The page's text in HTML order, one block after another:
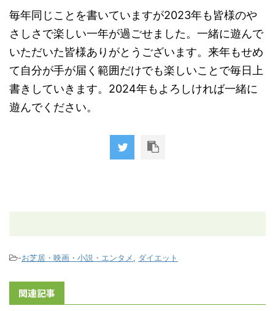
毎年同じことを書いていますが2023年も皆様のや
さしさで楽しい一年が過ごせました。一緒に遊んで
いただいた皆様ありがとうございます。来年もせめ
て自分が手が届く範囲だけでも楽しいことで毎日上
書きしていきます。2024年もよろしければ一緒に
遊んでください。
-お芝居・映画・小説・エンタメ, ダイエット
関連記事